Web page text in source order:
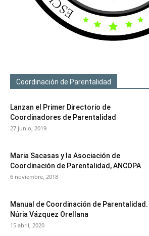
Coordinación de Parentalidad
Lanzan el Primer Directorio de
Coordinadores de Parentalidad
27 junio, 2019
Maria Sacasas y la Asociación de
Coordinación de Parentalidad, ANCOPA
6 noviembre, 2018
Manual de Coordinación de Parentalidad.
Núria Vázquez Orellana
15 abril, 2020